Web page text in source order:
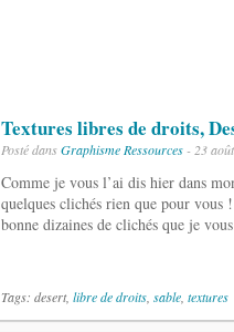
Textures libres de droits,
Posté dansGraphisme Ressources- 23
Comme je vous l’ai dis hier dans
quelques clichés rien que pour vous
bonne dizaines de clichés que je
Tags: desert, libre de droits sable textures